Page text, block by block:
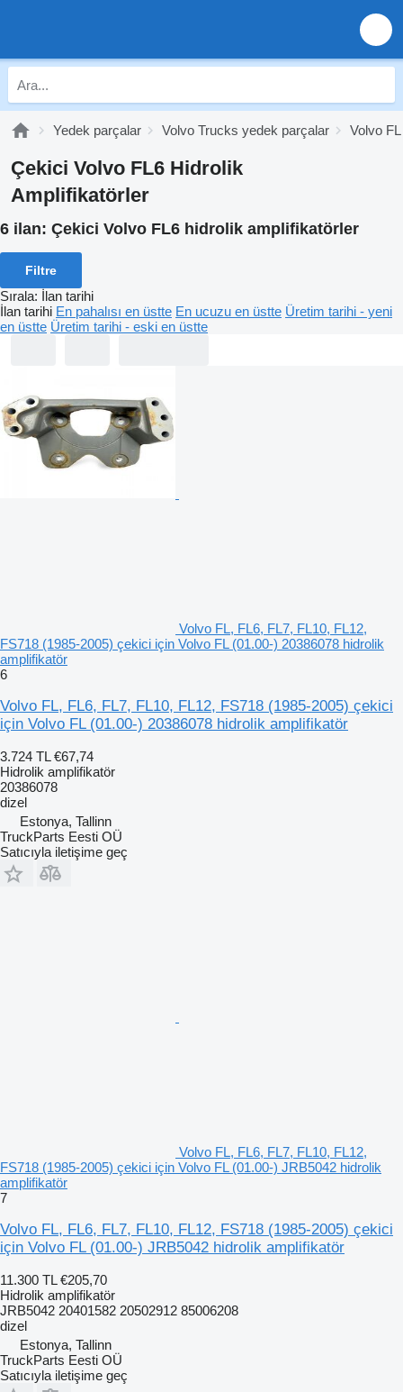
Yedek parçalar Volvo Trucks yedek parçalar Volvo
Çekici Volvo FL6 Hidrolik
Amplifikatörler
6 ilan: Çekici Volvo FL6 hidrolik amplifikatörler
Filtre
Sırala: İlan tarihi
İlan tarihi En pahalısı en üstte En ucuzu en üstte Üretim tarihi - yeni
en üstte Üretim tarihi - eski en üstte
Volvo FL, FL6, FL7, FL10, FL12,
FS718 (1985-2005) çekici için Volvo FL (01.00-) 20386078 hidrolik
amplifikatör
6
Volvo FL, FL6, FL7, FL10, FL12, FS718 (1985-2005) çekici
için Volvo FL (01.00-) 20386078 hidrolik amplifikatör
3.724 TL €67,74
Hidrolik amplifikatör
20386078
dizel
Estonya, Tallinn
TruckParts Eesti OÜ
Satıcıyla iletişime geç
Volvo FL, FL6, FL7, FL10, FL12,
FS718 (1985-2005) çekici için Volvo FL (01.00-) JRB5042 hidrolik
amplifikatör
7
Volvo FL, FL6, FL7, FL10, FL12, FS718 (1985-2005) çekici
için Volvo FL (01.00-) JRB5042 hidrolik amplifikatör
11.300 TL €205,70
Hidrolik amplifikatör
JRB5042 20401582 20502912 85006208
dizel
Estonya, Tallinn
TruckParts Eesti OÜ
Satıcıyla iletişime geç